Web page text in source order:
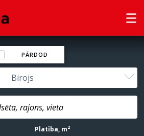
PĀRDOD
Birojs
Platība, m2